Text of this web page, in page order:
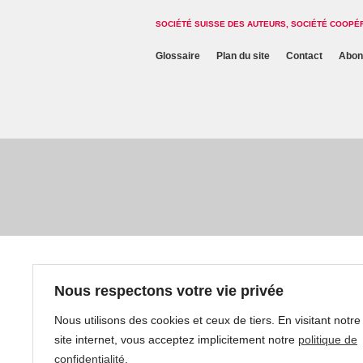
Nous respectons votre vie privée
Nous utilisons des cookies et ceux de tiers. En visitant notre
site internet, vous acceptez implicitement notre politique de
confidentialité
SOCIÉTÉ SUISSE DES AUTEURS, SOCIÉTÉ
Glossaire Plan du site Contact